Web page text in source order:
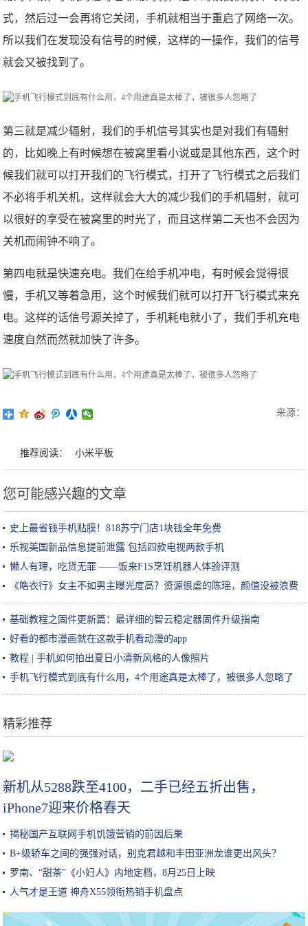
式，然后过一会再将它关闭，手机就相当于重启了网络一次。
所以我们在发现没有信号的时候，这样的一操作，我们的信号
就会又被找到了。
第三就是减少辐射，我们的手机信号其实也是对我们有辐射
的，比如晚上有时候想在被窝里看小说或是其他东西，这个时
候我们就可以打开我们的飞行模式，打开了飞行模式之后我们
不必将手机关机，这样就会大大的减少我们的手机辐射，就可
以很好的享受在被窝里的时光了，而且这样第二天也不会因为
关机而闹钟不响了。
第四电就是快速充电。我们在给手机冲电，有时候会觉得很
慢，手机又等着急用，这个时候我们就可以打开飞行模式来充
电。这样的话信号源关掉了，手机耗电就小了，我们手机充电
速度自然而然就加快了许多。
来源：
推荐阅读： 小米平板
您可能感兴趣的文章
史上最省钱手机贴膜！818苏宁门店1块钱全年免费
乐视美国新品信息提前泄露 包括四款电视两款手机
懒人有理，吃货无罪 ——饭来F1S烹饪机器人体验评测
《皓衣行》女主不如男主曝光度高？资源很虐的陈瑶，颜值没被浪费
基础教程之固件更新篇：最详细的智云稳定器固件升级指南
好看的都市漫画就在这款手机看动漫的app
教程 | 手机如何拍出夏日小清新风格的人像照片
手机飞行模式到底有什么用，4个用途真是太棒了，被很多人忽略了
精彩推荐
新机从5288跌至4100，二手已经五折出售，
iPhone7迎来价格春天
揭秘国产互联网手机饥饿营销的前因后果
B+级轿车之间的强强对话，别克君越和丰田亚洲龙谁更出风头？
罗南、“甜茶”《小妇人》内地定档，8月25日上映
人气才是王道 神舟X55领衔热销手机盘点